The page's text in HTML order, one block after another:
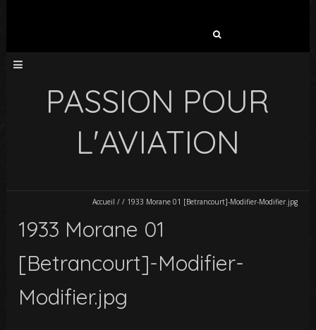
PASSION POUR
L'AVIATION
Accueil / / 1933 Morane 01 [Betrancourt]-Modifier-Modifier.jpg
1933 Morane 01
[Betrancourt]-Modifier-
Modifier.jpg